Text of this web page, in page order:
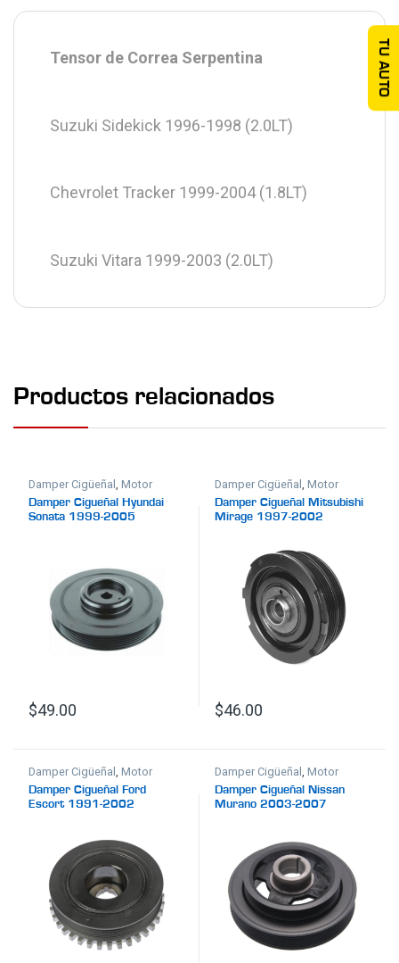
Tensor de Correa Serpentina
Suzuki Sidekick 1996-1998 (2.0LT)
Chevrolet Tracker 1999-2004 (1.8LT)
Suzuki Vitara 1999-2003 (2.0LT)
Productos relacionados
Damper Cigüeñal ,Motor
Damper Cigueñal Hyundai
Sonata 1999-2005
$49.00
Damper Cigüeñal ,Motor
Damper Cigueñal Mitsubishi
Mirage 1997-2002
$46.00
Damper Cigüeñal ,Motor
Damper Cigueñal Ford
Escort 1991-2002
Damper Cigüeñal ,Motor
Damper Cigueñal Nissan
Murano 2003-2007
TU AUTO